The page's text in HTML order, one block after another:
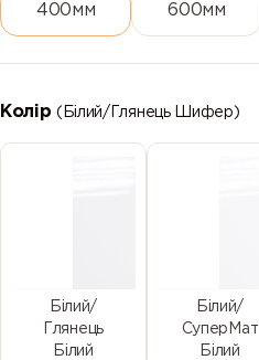
400мм 600мм
Колір(Білий/Глянець Шифер)
Білий/
Глянець
Білий
Білий/
СуперМат
Білий